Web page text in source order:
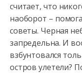
считает, что
наоборот –
советы. Черная
запредельна. И
взбунтовался
остров улетели?